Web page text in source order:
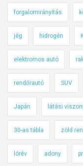
forgalomirányítás
jég hidrogén
elektromos autó
rendőrautó SUV
Japán látási
30-as tábla zöld
lórév adony